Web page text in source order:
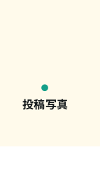
投稿写真